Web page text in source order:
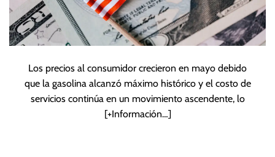
Los precios al consumidor crecieron en mayo debido
que la gasolina alcanzó máximo histórico y el costo de
servicios continúa en un movimiento ascendente, lo
[+Información…]